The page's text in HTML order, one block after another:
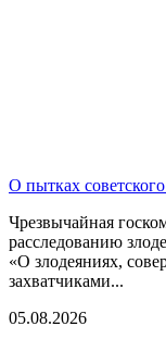
О пытках
Чрезвычайная
расследованию
«О злодеяниях,
захватчиками...
05.08.2026